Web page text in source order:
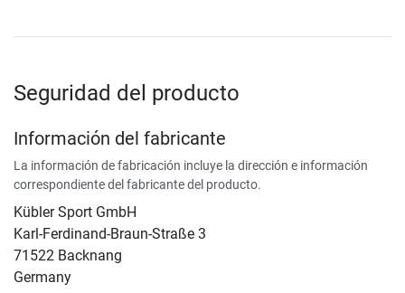
Seguridad del producto
Información del fabricante
La información de fabricación incluye la dirección e información
correspondiente del fabricante del producto.
Kübler Sport GmbH
Karl-Ferdinand-Braun-Straße 3
71522 Backnang
Germany